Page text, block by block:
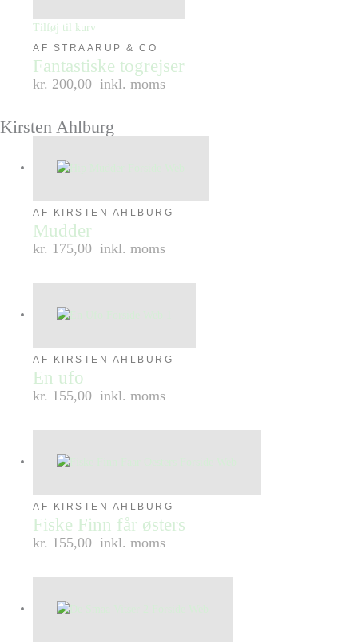
Tilføj til kurv
AF STRAARUP & CO
Fantastiske togrejser
kr. 200,00 inkl. moms
Kirsten Ahlburg
AF KIRSTEN AHLBURG
Mudder
kr. 175,00 inkl. moms
AF KIRSTEN AHLBURG
En ufo
kr. 155,00 inkl. moms
AF KIRSTEN AHLBURG
Fiske Finn får østers
kr. 155,00 inkl. moms